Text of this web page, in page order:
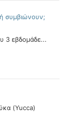
συμβιώνουν;
3 εβδομάδε...
(Yucca)